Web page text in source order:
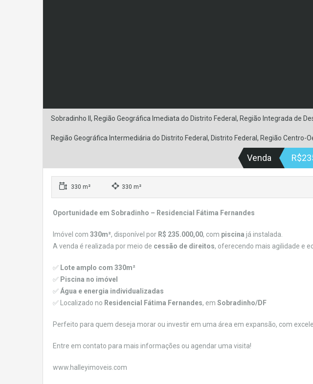
Sobradinho II, Região Geográfica Imediata do Distrito Federal, Região Integrada de
Região Geográfica Intermediária do Distrito Federal, Distrito Federal, Região Centro-
Venda
330 m² 330 m²
Oportunidade em Sobradinho – Residencial Fátima Fernandes
Imóvel com 330m², disponível por R$ 235.000,00, com piscina já instalada.
A venda é realizada por meio de cessão de direitos, oferecendo mais agilidade e
✅ Lote amplo com 330m²
✅ Piscina no imóvel
✅Água e energia individualizadas
✅ Localizado no Residencial Fátima Fernandes, em Sobradinho/DF
Perfeito para quem deseja morar ou investir em uma área em expansão, com
Entre em contato para mais informações ou agendar uma visita!
www.halleyimoveis.com